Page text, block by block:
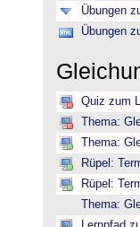
Übungen
Übungen
Quiz zum
Thema:
Thema:
Rüpel:
Rüpel:
Thema: